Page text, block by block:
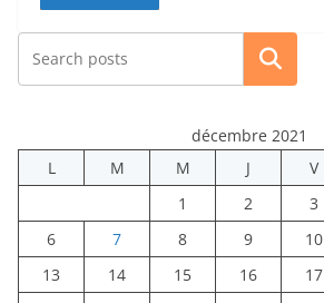
Rechercher
décembre 2021
L
M M J V
1
2 3
6
7 8 9 10
13
14 15 16 17